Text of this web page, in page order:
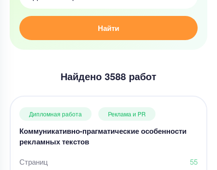
Найти
Найдено 3588 работ
Дипломная работа Реклама и PR
Коммуникативно-прагматические особенности
рекламных текстов
Страниц 55